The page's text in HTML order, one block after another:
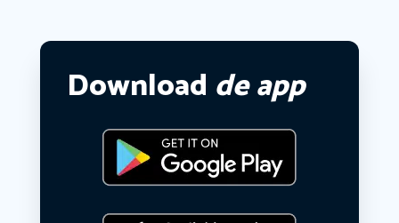
Download de app